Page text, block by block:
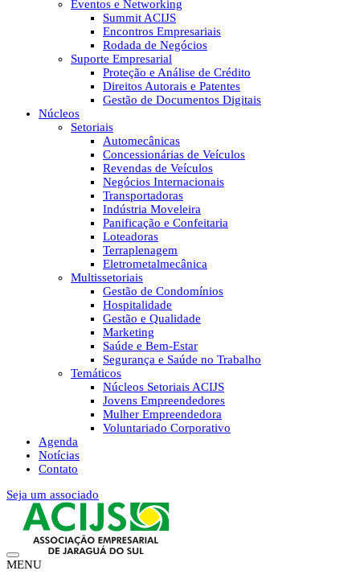
Eventos e Networking
Summit ACIJS
Encontros Empresariais
Rodada de Negócios
Suporte Empresarial
Proteção e Análise de Crédito
Direitos Autorais e Patentes
Gestão de Documentos Digitais
Núcleos
Setoriais
Automecânicas
Concessionárias de Veículos
Revendas de Veículos
Negócios Internacionais
Transportadoras
Indústria Moveleira
Panificação e Confeitaria
Loteadoras
Terraplenagem
Eletrometalmecânica
Multissetoriais
Gestão de Condomínios
Hospitalidade
Gestão e Qualidade
Marketing
Saúde e Bem-Estar
Segurança e Saúde no Trabalho
Temáticos
Núcleos Setoriais ACIJS
Jovens Empreendedores
Mulher Empreendedora
Voluntariado Corporativo
Agenda
Notícias
Contato
Seja um associado
MENU